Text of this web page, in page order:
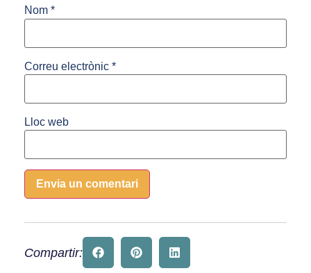
Nom *
Correu electrònic *
Lloc web
Compartir: